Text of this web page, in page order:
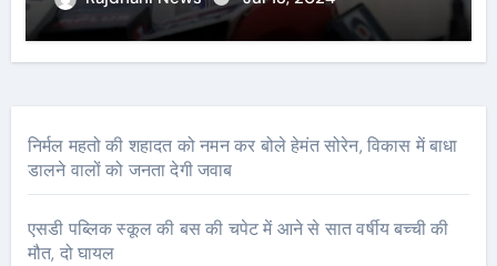
निर्मल महतो की शहादत को नमन कर बोले हेमंत सोरेन, विकास में बाधा
डालने वालों को जनता देगी जवाब
एसडी पब्लिक स्कूल की बस की चपेट में आने से सात वर्षीय बच्ची की
मौत, दो घायल